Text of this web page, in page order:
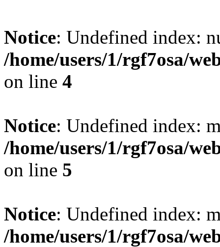
Notice: Undefined index:
/home/users/1/rgf7osa/
on line 4
Notice: Undefined index:
/home/users/1/rgf7osa/
on line 5
Notice: Undefined index:
/home/users/1/rgf7osa/